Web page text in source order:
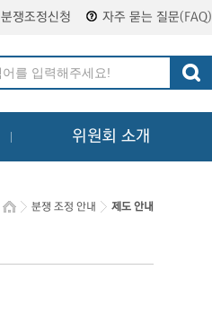
분쟁조정신청 자주 묻는 질문(FAQ)
위원회 소개
분쟁 조정 안내 제도 안내